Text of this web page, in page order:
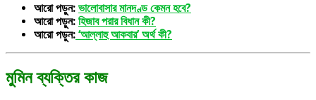
আরো পড়ুন: ভালোবাসার মানদণ্ড কেমন হবে?
আরো পড়ুন: হিজাব পরার বিধান কী?
আরো পড়ুন: ‘আল্লাহু আকবার’ অর্থ কী?
মুমিন ব্যক্তির কাজ